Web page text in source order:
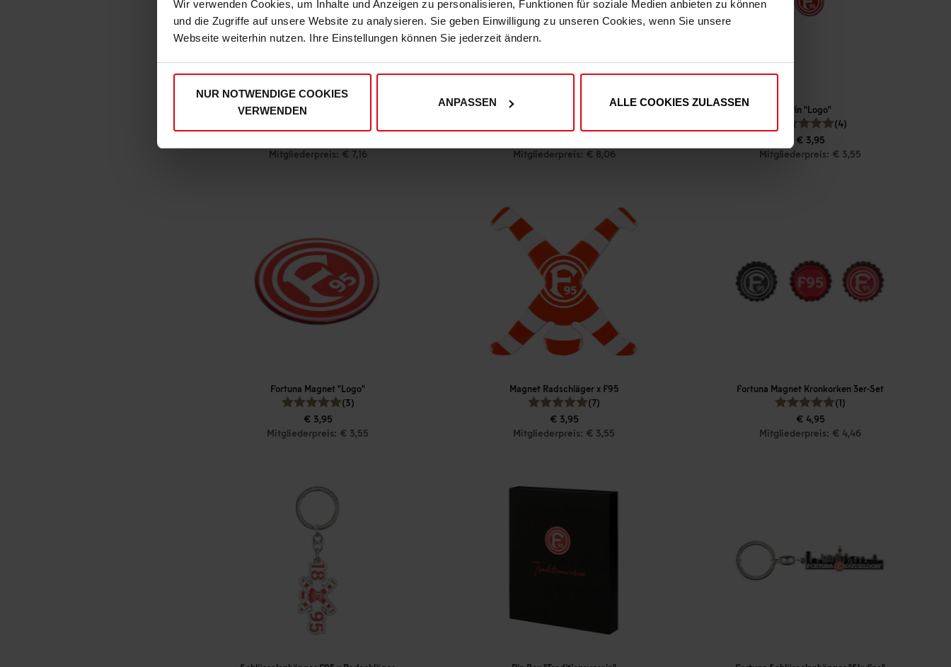
Wir verwenden Cookies, um Inhalte und Anzeigen zu personalisieren, Funktionen für soziale Medien anbieten zu können
und die Zugriffe auf unsere Website zu analysieren. Sie geben Einwilligung zu unseren Cookies, wenn Sie unsere
Webseite weiterhin nutzen. Ihre Einstellungen können Sie jederzeit ändern.
NUR NOTWENDIGE COOKIES
VERWENDEN
ANPASSEN ALLE COOKIES ZULASSEN
Schlüsselanhänger "Vielfalt"
Mitgliederpreis: € 7,16
Fortuna Schlüsselanhänger "Kleeblatt"
Mitgliederpreis: € 8,06
Pin "Logo"
(4)
€ 3,95
Mitgliederpreis: € 3,55
Fortuna Magnet "Logo"
(3)
€ 3,95
Mitgliederpreis: € 3,55
Magnet Radschläger x F95
(7)
€ 3,95
Mitgliederpreis: € 3,55
Fortuna Magnet Kronkorken 3er-Set
(1)
€ 4,95
Mitgliederpreis: € 4,46